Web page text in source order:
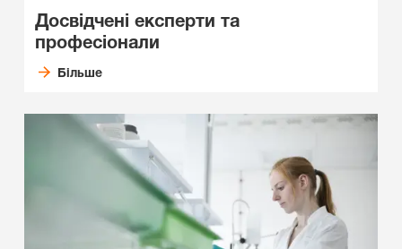
Досвідчені експерти та
професіонали
Більше